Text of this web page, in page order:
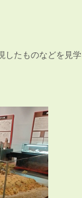
したものなどを見学